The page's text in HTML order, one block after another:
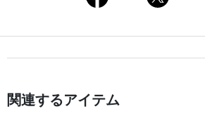
関連するアイテム